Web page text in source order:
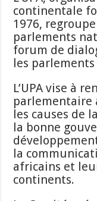
continentale
1976,
parlements
forum de
les
L’UPA vise à
parlementaire
les causes de
la bonne
la
africains et
continents.